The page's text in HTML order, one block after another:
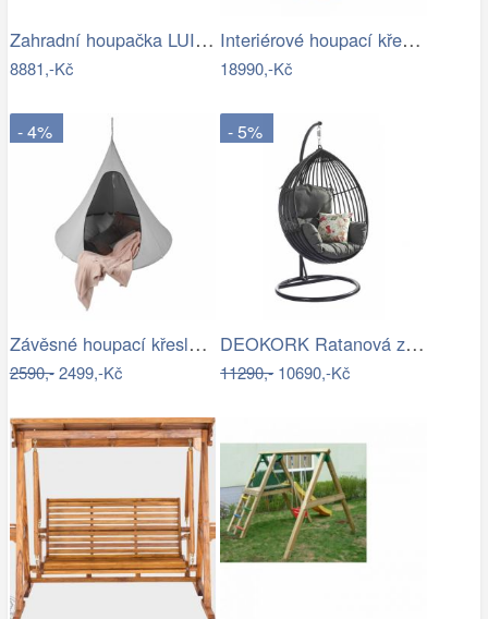
Zahradní houpačka LUISA ROJAPLAST
8881,-Kč
Interiérové houpací křeslo Swingy In…
18990,-Kč
- 4%
Závěsné houpací křeslo, světle šedá,…
2590,-2499,-Kč
- 5%
DEOKORK Ratanová závěsná houpačka SARAH
11290,-10690,-Kč